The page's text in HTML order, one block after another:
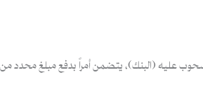
عليه (البنك)، يتضمن أمراً بدفع مبلغ محدد من